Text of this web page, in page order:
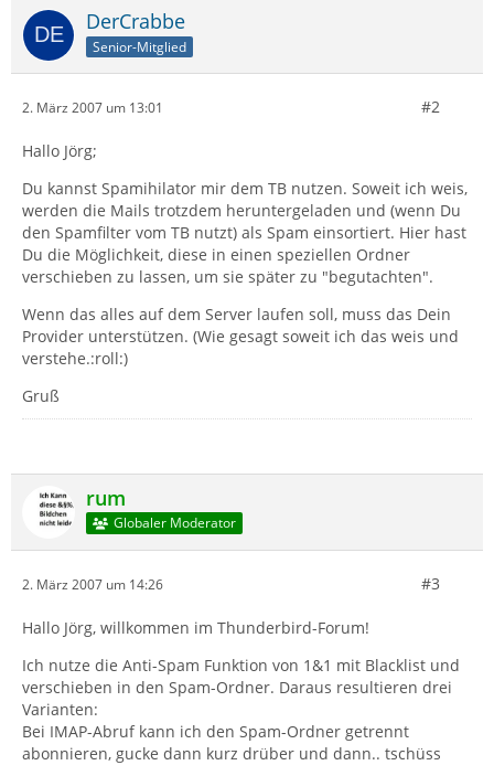
DerCrabbe
Senior-Mitglied
2. März 2007 um 13:01 #2
Hallo Jörg;
Du kannst Spamihilator mir dem TB nutzen. Soweit ich weis,
werden die Mails trotzdem heruntergeladen und (wenn Du
den Spamfilter vom TB nutzt) als Spam einsortiert. Hier hast
Du die Möglichkeit, diese in einen speziellen Ordner
verschieben zu lassen, um sie später zu "begutachten".
Wenn das alles auf dem Server laufen soll, muss das Dein
Provider unterstützen. (Wie gesagt soweit ich das weis und
verstehe.:roll:)
Gruß
rum
Globaler Moderator
2. März 2007 um 14:26 #3
Hallo Jörg, willkommen im Thunderbird-Forum!
Ich nutze die Anti-Spam Funktion von 1&1 mit Blacklist und
verschieben in den Spam-Ordner. Daraus resultieren drei
Varianten:
Bei IMAP-Abruf kann ich den Spam-Ordner getrennt
abonnieren, gucke dann kurz drüber und dann.. tschüss